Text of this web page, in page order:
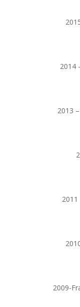
2014
2013
2009-